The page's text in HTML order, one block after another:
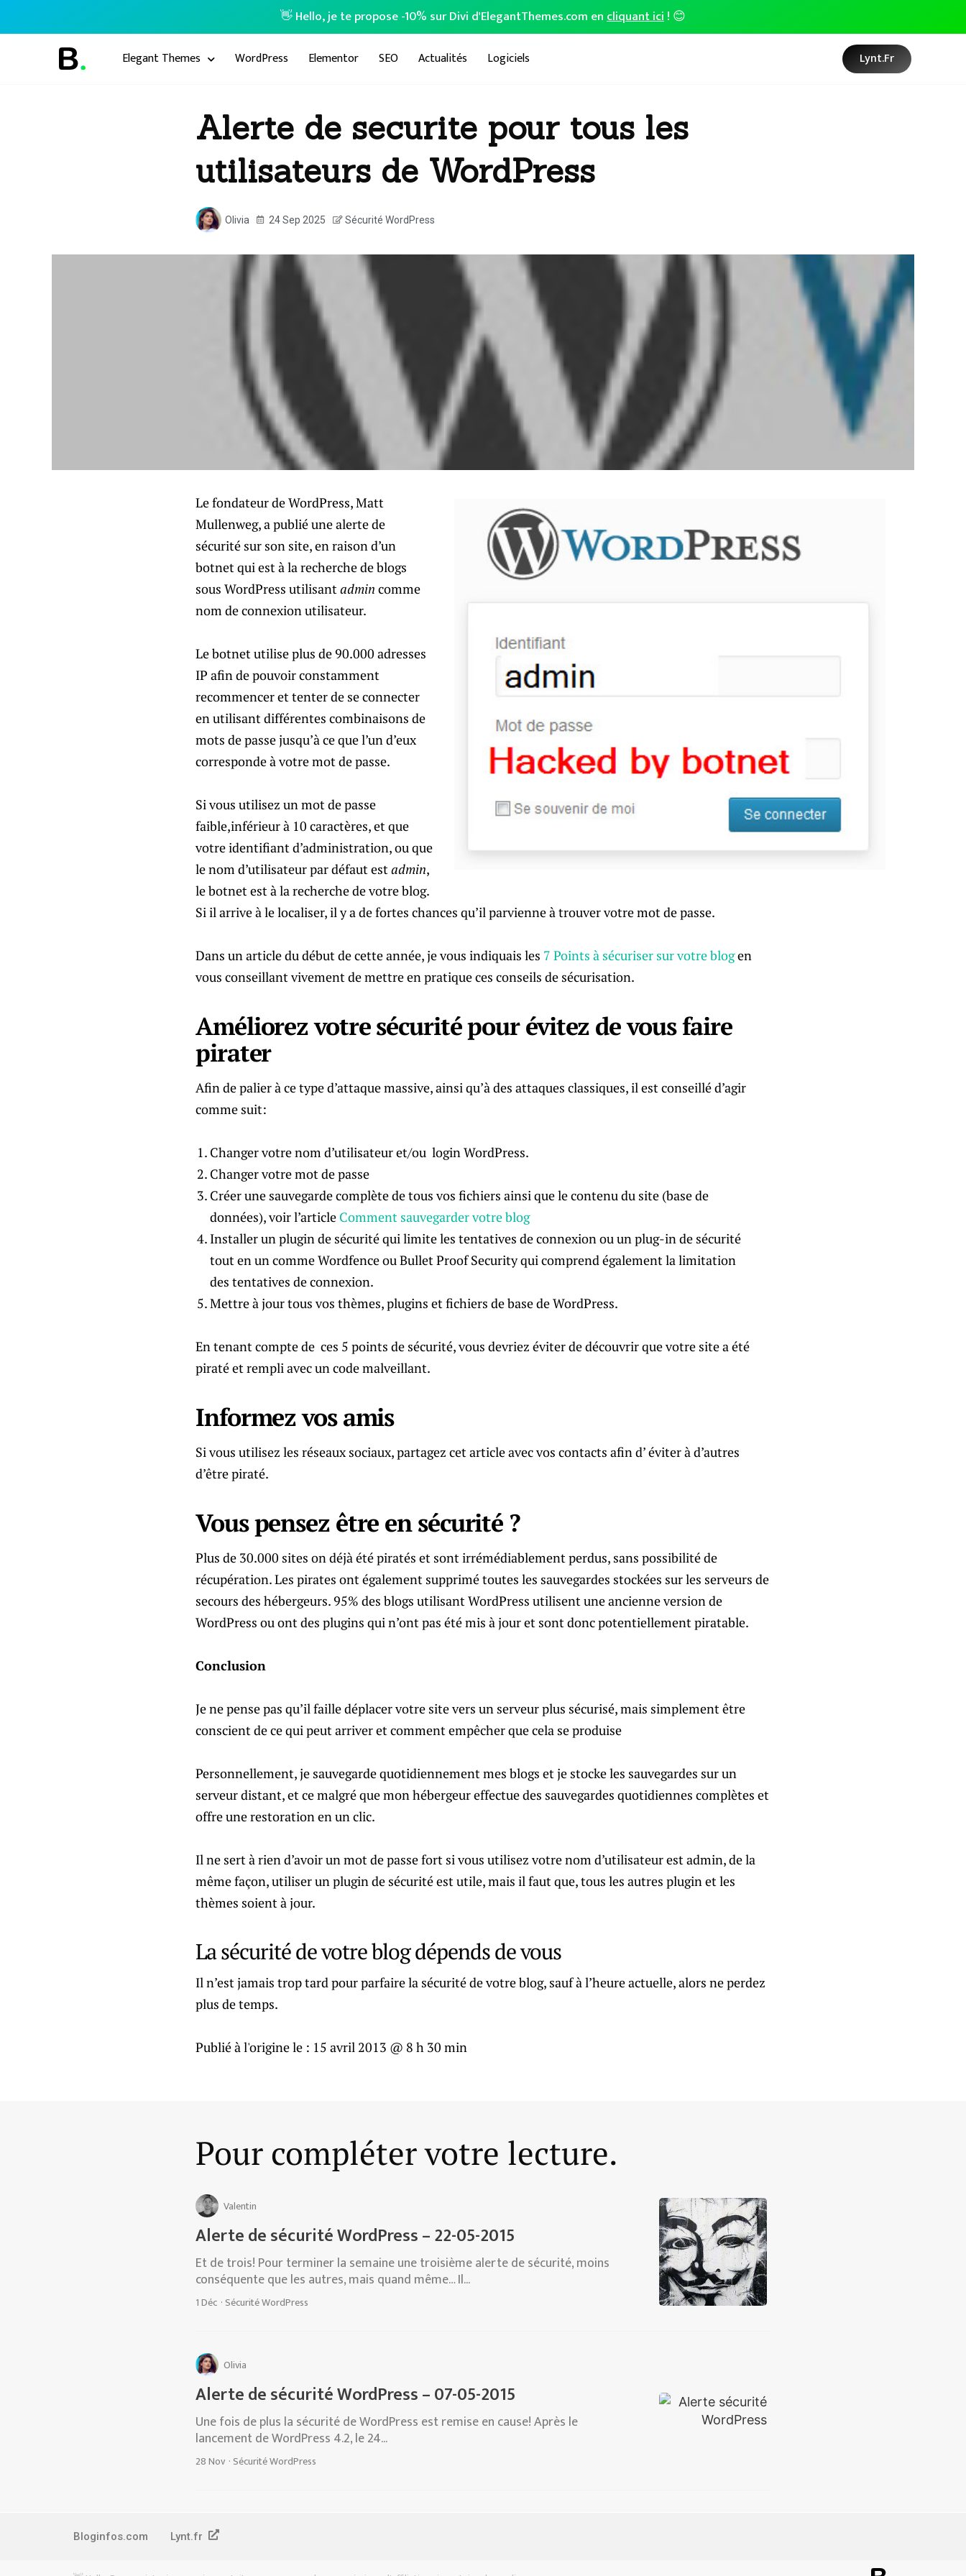
👋 Hello, je te propose -10% sur Divi d'ElegantThemes.com encliquant ici! 😊
Elegant Themes WordPress Elementor SEO Actualités Logiciels Lynt.fr
Alerte de securite pour tous les
utilisateurs de WordPress
Olivia 24 Sep 2025 Sécurité WordPress
Le fondateur de WordPress, Matt
Mullenweg, a publié une alerte de
sécurité sur son site, en raison d’un
botnet qui est à la recherche de blogs
sous WordPress utilisantadmin comme
nom de connexion utilisateur.
Le botnet utilise plus de 90.000 adresses
IP afin de pouvoir constamment
recommencer et tenter de se connecter
en utilisant différentes combinaisons de
mots de passe jusqu’à ce que l’un d’eux
corresponde à votre mot de passe.
Si vous utilisez un mot de passe
faible,inférieur à 10 caractères, et que
votre identifiant d’administration, ou que
le nom d’utilisateur par défaut estadmin,
le botnet est à la recherche de votre blog.
Si il arrive à le localiser, il y a de fortes chances qu’il parvienne à trouver votre mot de passe.
Dans un article du début de cette année, je vous indiquais les 7 Points à sécuriser sur votre blogen
vous conseillant vivement de mettre en pratique ces conseils de sécurisation.
Améliorez votre sécurité pour évitez de vous faire
pirater
Afin de palier à ce type d’attaque massive, ainsi qu’à des attaques classiques, il est conseillé d’agir
comme suit:
Changer votre nom d’utilisateur et/ou login WordPress.
Changer votre mot de passe
Créer une sauvegarde complète de tous vos fichiers ainsi que le contenu du site (base de
données), voir l’article Comment sauvegarder votre blog
Installer un plugin de sécurité qui limite les tentatives de connexion ou un plug-in de sécurité
tout en un comme Wordfence ou Bullet Proof Security qui comprend également la limitation
des tentatives de connexion.
Mettre à jour tous vos thèmes, plugins et fichiers de base de WordPress.
En tenant compte de ces 5 points de sécurité, vous devriez éviter de découvrir que votre site a été
piraté et rempli avec un code malveillant.
Informez vos amis
Si vous utilisez les réseaux sociaux, partagez cet article avec vos contacts afin d’ éviter à d’autres
d’être piraté.
Vous pensez être en sécurité ?
Plus de 30.000 sites on déjà été piratés et sont irrémédiablement perdus, sans possibilité de
récupération. Les pirates ont également supprimé toutes les sauvegardes stockées sur les serveurs de
secours des hébergeurs. 95% des blogs utilisant WordPress utilisent une ancienne version de
WordPress ou ont des plugins qui n’ont pas été mis à jour et sont donc potentiellement piratable.
Conclusion
Je ne pense pas qu’il faille déplacer votre site vers un serveur plus sécurisé, mais simplement être
conscient de ce qui peut arriver et comment empêcher que cela se produise
Personnellement, je sauvegarde quotidiennement mes blogs et je stocke les sauvegardes sur un
serveur distant, et ce malgré que mon hébergeur effectue des sauvegardes quotidiennes complètes et
offre une restoration en un clic.
Il ne sert à rien d’avoir un mot de passe fort si vous utilisez votre nom d’utilisateur est admin, de la
même façon, utiliser un plugin de sécurité est utile, mais il faut que, tous les autres plugin et les
thèmes soient à jour.
La sécurité de votre blog dépends de vous
Il n’est jamais trop tard pour parfaire la sécurité de votre blog, sauf à l’heure actuelle, alors ne perdez
plus de temps.
Publié à l'origine le : 15 avril 2013 @ 8 h 30 min
Pour compléter votre lecture.
Valentin
Alerte de sécurité WordPress – 22-05-2015
Et de trois! Pour terminer la semaine une troisième alerte de sécurité, moins
conséquente que les autres, mais quand même… Il...
1 Déc · Sécurité WordPress
Olivia
Alerte de sécurité WordPress – 07-05-2015
Une fois de plus la sécurité de WordPress est remise en cause! Après le
lancement de WordPress 4.2, le 24...
28 Nov · Sécurité WordPress
Bloginfos.com Lynt.fr